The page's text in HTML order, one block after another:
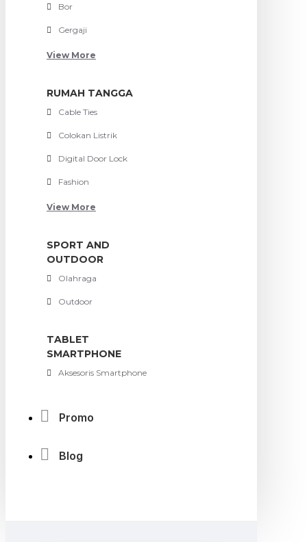
Bor
Gergaji
View More
RUMAH TANGGA
Cable Ties
Colokan Listrik
Digital Door Lock
Fashion
View More
SPORT AND
OUTDOOR
Olahraga
Outdoor
TABLET
SMARTPHONE
Aksesoris Smartphone
Promo
Blog